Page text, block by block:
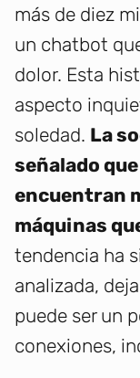
más de diez
un chatbot
dolor. Esta
aspecto
soledad. La
señalado
encuentran
máquinas
tendencia ha
analizada,
puede ser un
conexiones,